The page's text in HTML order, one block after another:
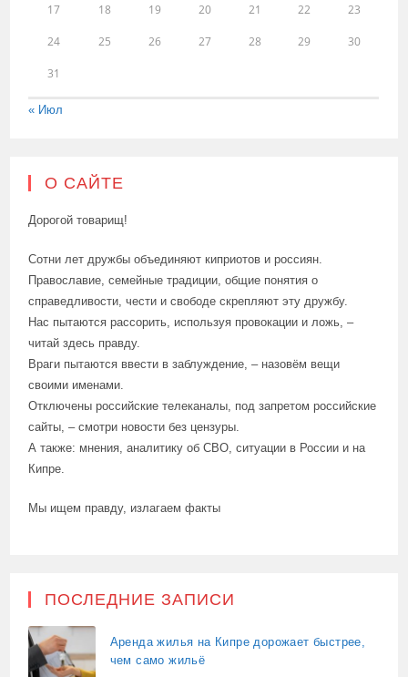
17 18 19 20 21 22 23
24 25 26 27 28 29 30
31
« Июл
О САЙТЕ
Дорогой товарищ!
Сотни лет дружбы объединяют киприотов и россиян.
Православие, семейные традиции, общие понятия о
справедливости, чести и свободе скрепляют эту дружбу.
Нас пытаются рассорить, используя провокации и ложь, –
читай здесь правду.
Враги пытаются ввести в заблуждение, – назовём вещи
своими именами.
Отключены российские телеканалы, под запретом российские
сайты, – смотри новости без цензуры.
А также: мнения, аналитику об СВО, ситуации в России и на
Кипре.
Мы ищем правду, излагаем факты
ПОСЛЕДНИЕ ЗАПИСИ
Аренда жилья на Кипре дорожает быстрее,
чем само жильё